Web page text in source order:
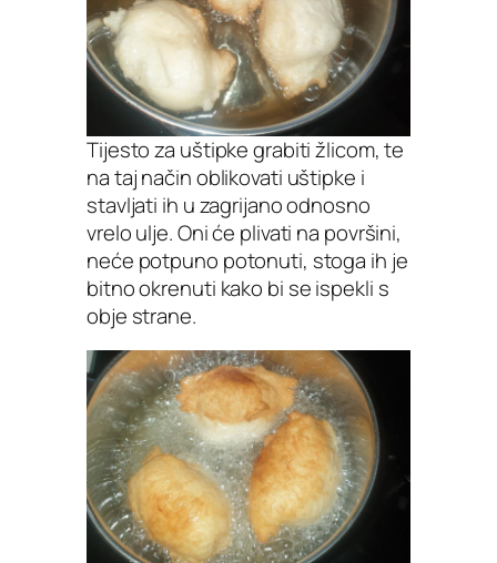
Tijesto za uštipke grabiti žlicom, te
na taj način oblikovati uštipke i
stavljati ih u zagrijano odnosno
vrelo ulje. Oni će plivati na površini,
neće potpuno potonuti, stoga ih je
bitno okrenuti kako bi se ispekli s
obje strane.